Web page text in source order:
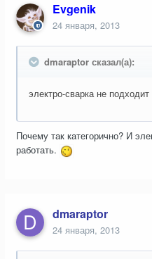
Evgenik
24 января, 2013
dmaraptor сказал(а):
электро-сварка не подходит
Почему так категорично? И
работать.
dmaraptor
24 января, 2013